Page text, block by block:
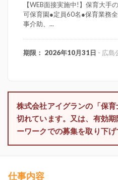
【WEB面接実施中!】保育大手
可保育園●定員60名●保育業務
事介助、...
期限： 2026年10月31日 - 広島
株式会社アイグランの「保
切れています。又は、有効
ーワークでの募集を取り下げ
仕事内容